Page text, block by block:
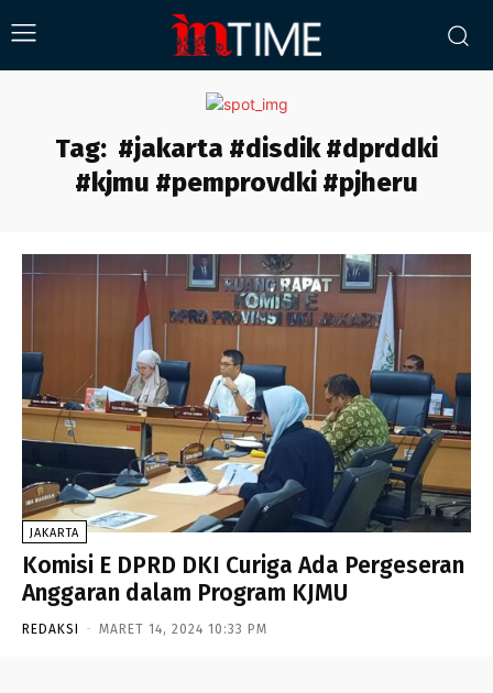
Tag: #jakarta #disdik #dprddki
#kjmu #pemprovdki #pjheru
JAKARTA
Komisi E DPRD DKI Curiga Ada Pergeseran
Anggaran dalam Program KJMU
REDAKSI - MARET 14, 2024 10:33 PM